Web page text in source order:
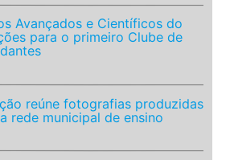
Avançados e Científicos do
para o primeiro Clube de
reúne fotografias produzidas
rede municipal de ensino